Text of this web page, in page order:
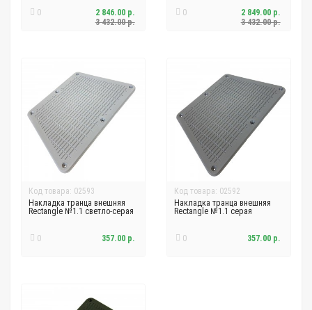
0
3 432.00 р.
2 846.00 р.
0
3 432.00 р.
2 849.00 р.
Код товара: 02593
Накладка транца внешняя
Rectangle №1.1 светло-серая
0 357.00 р.
Код товара: 02592
Накладка транца внешняя
Rectangle №1.1 серая
0 357.00 р.